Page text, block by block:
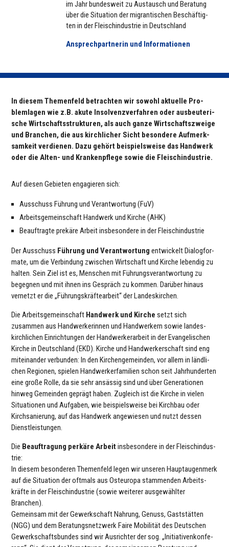
im Jahr bun­des­weit zu Aus­tausch und Beratung
über die Situa­tion der migran­ti­schen Beschäf­tig­
ten in der Fleisch­in­dus­trie in Deutsch­land
Ansprech­part­ne­rin und Infor­ma­tio­nen
In diesem The­men­feld betrach­ten wir sowohl aktuelle Pro­
blem­la­gen wie z.B. akute Insol­venz­ver­fah­ren oder aus­beu­te­ri­
sche Wirt­schafts­struk­tu­ren, als auch ganze Wirt­schafts­zweige
und Branchen, die aus kirch­li­cher Sicht beson­dere Auf­merk­
sam­keit ver­die­nen. Dazu gehört bei­spiels­weise das Handwerk
oder die Alten- und Kran­ken­pflege sowie die Fleisch­in­dus­trie.
Auf diesen Gebieten enga­gie­ren sich:
Aus­schuss Führung und Ver­ant­wor­tung (FuV)
Arbeits­ge­mein­schaft Handwerk und Kirche (AHK)
Beauf­tragte prekäre Arbeit ins­be­son­dere in der Fleisch­in­dus­trie
Der Aus­schuss Führung und Ver­ant­wor­tung ent­wi­ckelt Dia­log­for­
mate, um die Ver­bin­dung zwischen Wirt­schaft und Kirche lebendig zu
halten. Sein Ziel ist es, Menschen mit Füh­rungs­ver­ant­wor­tung zu
begegnen und mit ihnen ins Gespräch zu kommen. Darüber hinaus
vernetzt er die „Füh­rungs­kräf­te­ar­beit“ der Lan­des­kir­chen.
Die Arbeits­ge­mein­schaft Handwerk und Kirche setzt sich
zusammen aus Hand­wer­ke­rin­nen und Hand­wer­kern sowie lan­des­
kirch­li­chen Ein­rich­tun­gen der Hand­wer­ker­ar­beit in der Evan­ge­li­schen
Kirche in Deutsch­land (EKD). Kirche und Hand­wer­ker­schaft sind eng
mit­ein­an­der ver­bun­den: In den Kir­chen­ge­mein­den, vor allem in länd­li­
chen Regionen, spielen Hand­wer­ker­fa­mi­lien schon seit Jahr­hun­der­ten
eine große Rolle, da sie sehr ansässig sind und über Gene­ra­tio­nen
hinweg Gemein­den geprägt haben. Zugleich ist die Kirche in vielen
Situa­tio­nen und Aufgaben, wie bei­spiels­weise bei Kirchbau oder
Kirch­sa­nie­rung, auf das Handwerk ange­wie­sen und nutzt dessen
Dienst­leis­tun­gen.
Die Beauf­tra­gung perkäre Arbeitins­be­son­dere in der Fleisch­in­dus­
trie:
In diesem beson­de­ren The­men­feld legen wir unseren Haupt­au­gen­merk
auf die Situa­tion der oftmals aus Ost­eu­ropa stam­men­den Arbeits­
kräfte in der Fleisch­in­dus­trie (sowie weiterer aus­ge­wähl­ter
Branchen).
Gemein­sam mit der Gewerk­schaft Nahrung, Genuss, Gast­stät­ten
(NGG) und dem Bera­tungs­netz­werk Faire Mobi­li­tät des Deut­schen
Gewerk­schafts­bun­des sind wir Aus­rich­ter der sog. „Initia­ti­venkon­fe­